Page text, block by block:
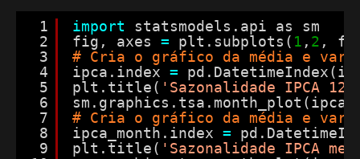
1
2
3
4
5
6
7
8
9
import
statsmodels.api as sm
fig, axes = plt.subplots( 1 , 2 ,
# Cria o gráfico da média e
ipca.index =
plt.title( 'Sazonalidade IPCA 12
sm.graphics.tsa.month_plot(ipca[
# Cria o gráfico da média e
ipca_month.index =
plt.title( 'Sazonalidade IPCA